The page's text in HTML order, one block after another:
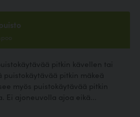
pitkin kävellen tai
puistokäytävää pitkin mäkeä
myös puistokäytävää pitkin
Ei ajoneuvolla ajoa eikä...